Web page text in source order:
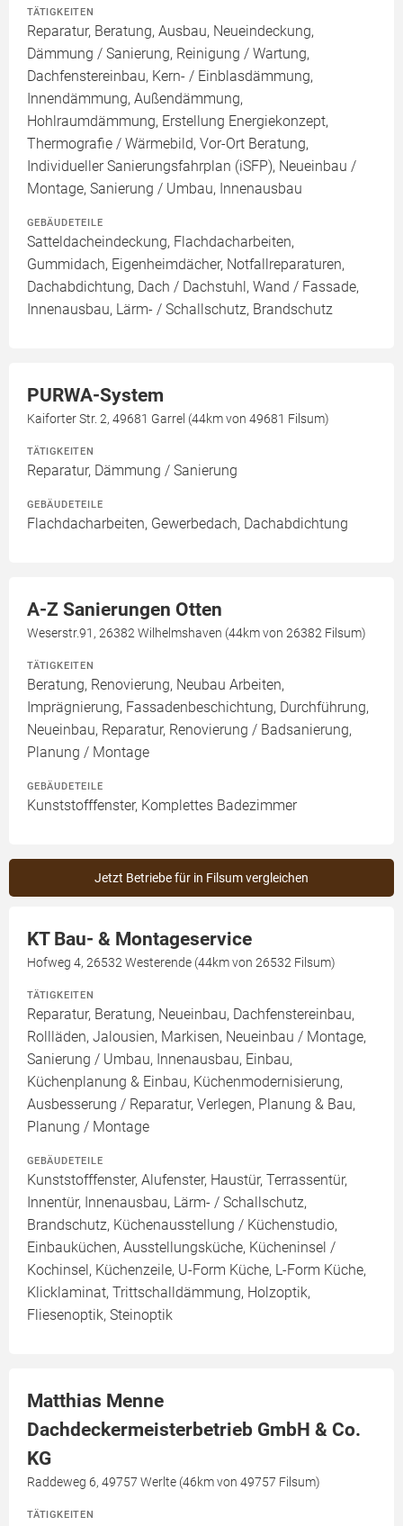
TÄTIGKEITEN
Reparatur, Beratung, Ausbau, Neueindeckung,
Dämmung / Sanierung, Reinigung / Wartung,
Dachfenstereinbau, Kern- / Einblasdämmung,
Innendämmung, Außendämmung,
Hohlraumdämmung, Erstellung Energiekonzept,
Thermografie / Wärmebild, Vor-Ort Beratung,
Individueller Sanierungsfahrplan (iSFP), Neueinbau /
Montage, Sanierung / Umbau, Innenausbau
GEBÄUDETEILE
Satteldacheindeckung, Flachdacharbeiten,
Gummidach, Eigenheimdächer, Notfallreparaturen,
Dachabdichtung, Dach / Dachstuhl, Wand / Fassade,
Innenausbau, Lärm- / Schallschutz, Brandschutz
PURWA-System
Kaiforter Str. 2, 49681 Garrel (44km von 49681 Filsum)
TÄTIGKEITEN
Reparatur, Dämmung / Sanierung
GEBÄUDETEILE
Flachdacharbeiten, Gewerbedach, Dachabdichtung
A-Z Sanierungen Otten
Weserstr.91, 26382 Wilhelmshaven (44km von 26382 Filsum)
TÄTIGKEITEN
Beratung, Renovierung, Neubau Arbeiten,
Imprägnierung, Fassadenbeschichtung, Durchführung,
Neueinbau, Reparatur, Renovierung / Badsanierung,
Planung / Montage
GEBÄUDETEILE
Kunststofffenster, Komplettes Badezimmer
Jetzt Betriebe für in Filsum vergleichen
KT Bau- & Montageservice
Hofweg 4, 26532 Westerende (44km von 26532 Filsum)
TÄTIGKEITEN
Reparatur, Beratung, Neueinbau, Dachfenstereinbau,
Rollläden, Jalousien, Markisen, Neueinbau / Montage,
Sanierung / Umbau, Innenausbau, Einbau,
Küchenplanung & Einbau, Küchenmodernisierung,
Ausbesserung / Reparatur, Verlegen, Planung & Bau,
Planung / Montage
GEBÄUDETEILE
Kunststofffenster, Alufenster, Haustür, Terrassentür,
Innentür, Innenausbau, Lärm- / Schallschutz,
Brandschutz, Küchenausstellung / Küchenstudio,
Einbauküchen, Ausstellungsküche, Kücheninsel /
Kochinsel, Küchenzeile, U-Form Küche, L-Form Küche,
Klicklaminat, Trittschalldämmung, Holzoptik,
Fliesenoptik, Steinoptik
Matthias Menne
Dachdeckermeisterbetrieb GmbH & Co.
KG
Raddeweg 6, 49757 Werlte (46km von 49757 Filsum)
TÄTIGKEITEN